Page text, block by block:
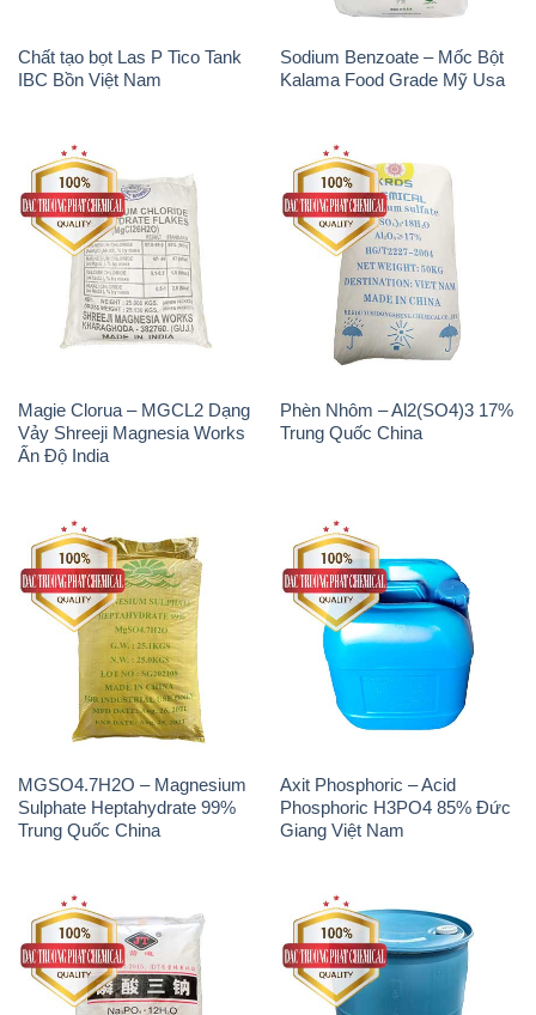
Chất tạo bọt Las P Tico Tank
IBC Bồn Việt Nam
Sodium Benzoate – Mốc Bột
Kalama Food Grade Mỹ Usa
Magie Clorua – MGCL2 Dạng
Vảy Shreeji Magnesia Works
Ấn Độ India
Phèn Nhôm – Al2(SO4)3 17%
Trung Quốc China
MGSO4.7H2O – Magnesium
Sulphate Heptahydrate 99%
Trung Quốc China
Axit Phosphoric – Acid
Phosphoric H3PO4 85% Đức
Giang Việt Nam